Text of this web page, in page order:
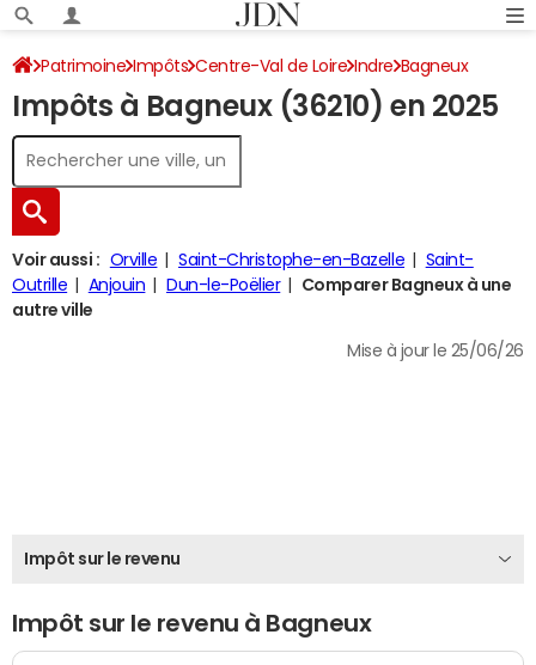
Patrimoine Impôts Centre-Val de Loire Indre Bagneux
Impôt sur le revenu
Impôts à Bagneux (36210) en 2025
Voir aussi : Orville Saint-Christophe-en-Bazelle
Saint-
Outrille
Anjouin Dun-le-Poëlier
Comparer Bagneux à une
autre ville
Mise à jour le 25/06/26
Impôt sur le revenu
Impôt sur le revenu à Bagneux